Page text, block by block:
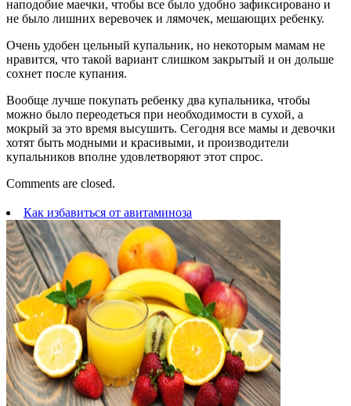
наподобие маечки, чтобы все было удобно зафиксировано и
не было лишних веревочек и лямочек, мешающих ребенку.
Очень удобен цельный купальник, но некоторым мамам не
нравится, что такой вариант слишком закрытый и он дольше
сохнет после купания.
Вообще лучше покупать ребенку два купальника, чтобы
можно было переодеться при необходимости в сухой, а
мокрый за это время высушить. Сегодня все мамы и девочки
хотят быть модными и красивыми, и производители
купальников вполне удовлетворяют этот спрос.
Comments are closed.
Как избавиться от авитаминоза